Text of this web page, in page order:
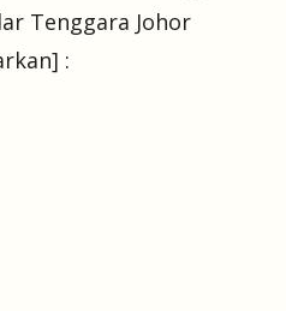
Tenggara Johor
: